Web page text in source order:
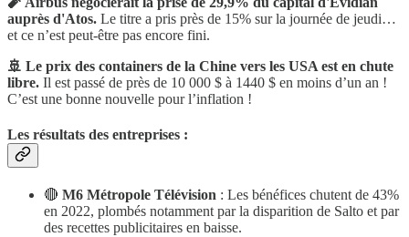
auprès d'Atos. Le titre a pris près de 15% sur la journée de jeudi…
et ce n’est peut-être pas encore fini.
🚢 Le prix des containers de la Chine vers les USA est en chute
libre. Il est passé de près de 10 000 $ à 1440 $ en moins d’un an !
C’est une bonne nouvelle pour l’inflation !
Les résultats des entreprises :
🔴 M6 Métropole Télévision : Les bénéfices chutent de 43%
en 2022, plombés notamment par la disparition de Salto et par
des recettes publicitaires en baisse.